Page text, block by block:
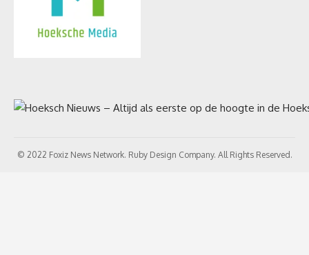
© 2022 Foxiz News Network. Ruby Design Company. All Rights Reserved.